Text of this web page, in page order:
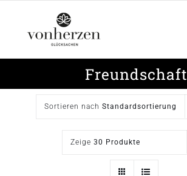
springen
Freundschaft
Sortieren nach Standardsortierung
Zeige 30 Produkte